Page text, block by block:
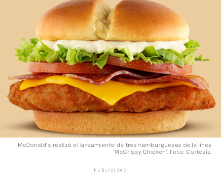
McDonald’s realizó el lanzamiento de tres hamburguesas de la línea
‘McCrispy Chicken’. Foto: Cortesía.
PUBLICIDAD